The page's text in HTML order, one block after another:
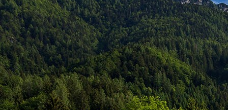
14. hét
Átadva magam az érzékek
Elveszítettem azt, ami saját lényem
S már úgy tűnt, hogy a gondolkodás
Kábulttá vált Énemet is magával
De ébresztőleg hatva rám az érzéki
A kozmikus gondolkodás is egyre
15. hét